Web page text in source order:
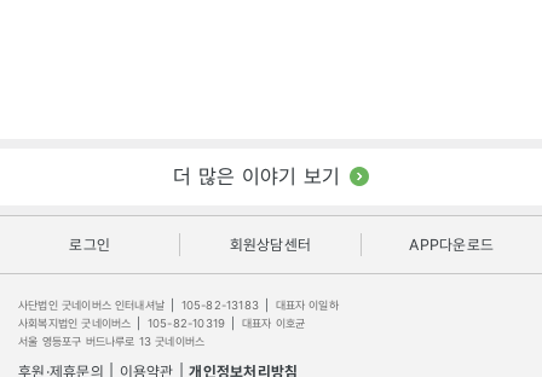
더 많은 이야기 보기
로그인 회원상담센터 APP다운로드
사단법인 굿네이버스 인터내셔날 105-82-13183
대표자 이일하
사회복지법인 굿네이버스
105-82-10319
대표자 이호균
서울 영등포구 버드나루로 13 굿네이버스
후원·제휴문의 이용약관 개인정보처리방침